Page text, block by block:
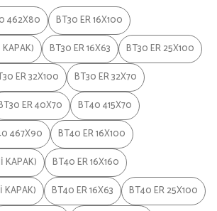
462X80
BT30 ER 16X100
BT30 ER 16X63
BT30 ER 25X100
ER 32X100
BT30 ER 32X70
ER 40X70
BT40 415X70
467X90
BT40 ER 16X100
KAPAK)
BT40 ER 16X160
KAPAK)
BT40 ER 16X63
BT40 ER 25X100